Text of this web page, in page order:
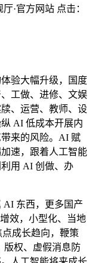
厅·官方网站 点击：
验大幅升级，国度
工做、进修、文娱
、运营、教师、设
AI 低成本开展内
来的风险。AI 赋
速，跟着人工智能
用 AI 创做、办
东西，更多国产
效，小型化、当地
成长趋向，鞭策
版权、虚假消息防